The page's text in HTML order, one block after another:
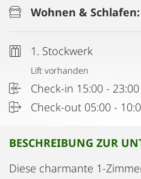
Wohnen & Schlafen:
1. Stockwerk
Lift vorhanden
Check-in 15:00 -
Check-out 05:00 -
BESCHREIBUNG ZUR
Diese charmante 1-